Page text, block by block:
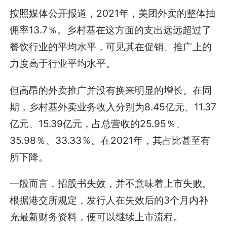
按照媒体公开报道，2021年，美团外卖的整体抽
佣率13.7％。乡村基在这方面的支出远远超过了
餐饮行业的平均水平，可见其在促销、推广上的
力度高于行业平均水平。
但高昂的外卖推广并没有换来明显的增长。在同
期，乡村基外卖业务收入分别为8.45亿元、11.37
亿元、15.39亿元，占总营收的25.95％、
35.98％、33.33％。在2021年，其占比甚至有
所下降。
一般而言，招股书失效，并不意味着上市失败。
根据港交所规定，发行人在失效后的3个月内补
充最新财务资料，便可以继续上市流程。